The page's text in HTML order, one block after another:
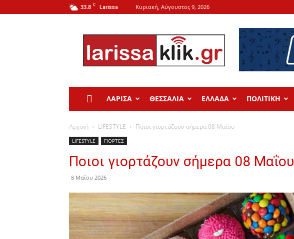
33.8 C Larissa Κυριακή, Αύγουστος 9, 2026
Larissa
ΛΑΡΙΣΑ ΘΕΣΣΑΛΙΑ ΕΛΛΑΔΑ ΠΟΛΙΤΙΚΗ
Αρχική LIFESTYLE Ποιοι γιορτάζουν σήμερα 08 Μαΐου
LIFESTYLE ΓΙΟΡΤΕΣ
Ποιοι γιορτάζουν σήμερα 08 Μαΐου
8 Μαΐου 2026